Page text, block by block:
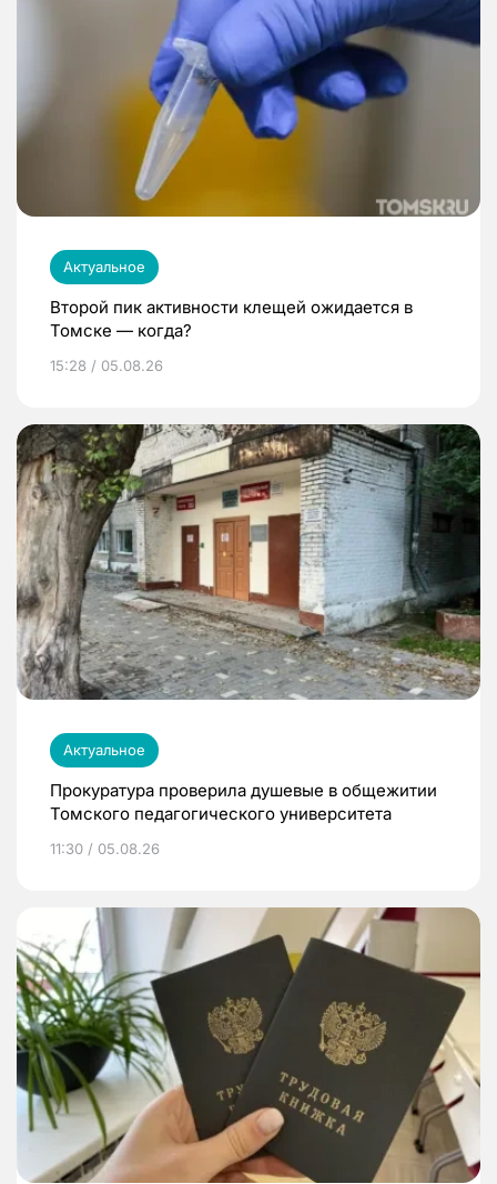
Актуальное
Второй пик активности клещей ожидается в
Томске — когда?
15:28 / 05.08.26
Актуальное
Прокуратура проверила душевые в общежитии
Томского педагогического университета
11:30 / 05.08.26